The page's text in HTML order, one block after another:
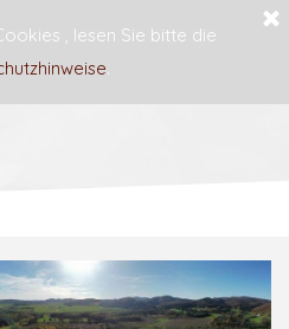
, lesen Sie bitte die
.